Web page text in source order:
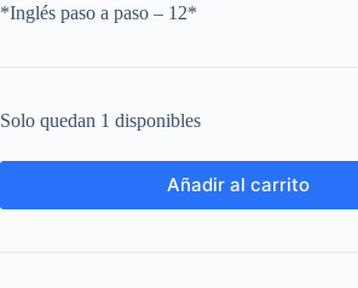
*Inglés paso a paso – 12*
Solo quedan 1 disponibles
Añadir al carrito